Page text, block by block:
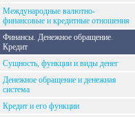
Международные валютно-
финансовые и кредитные отношения
Финансы. Денежное обращение.
Кредит
Сущность, функции и виды денег
Денежное обращение и денежная
система
Кредит и его функции